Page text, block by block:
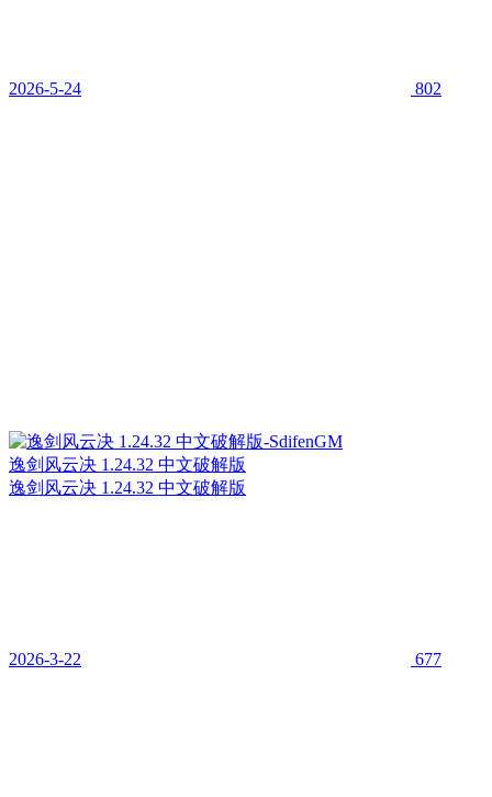
2026-5-24 802
逸剑风云决 1.24.32 中文破解版
逸剑风云决 1.24.32 中文破解版
2026-3-22 677